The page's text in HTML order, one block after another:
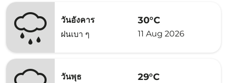
วันอังคาร
ฝนเบา ๆ
30°C
11 Aug 2026
วันพุธ
29°C